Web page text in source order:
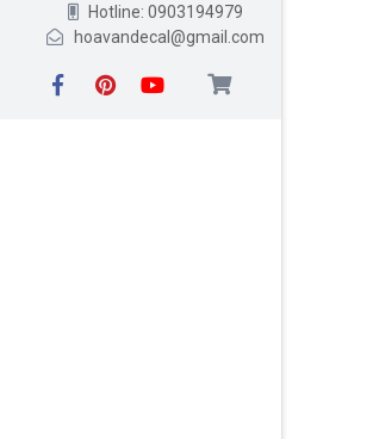
Hotline: 0903194979
hoavandecal@gmail.com